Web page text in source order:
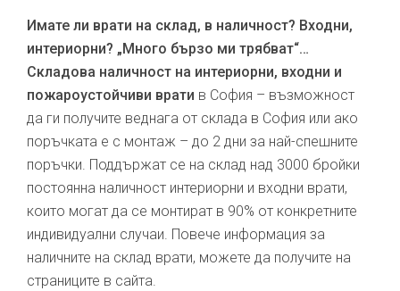
Имате ли врати на склад, в наличност? Входни,
интериорни? „Много бързо ми трябват“…
Складова наличност на интериорни, входни и
пожароустойчиви врати в София – възможност
да ги получите веднага от склада в София или ако
поръчката е с монтаж – до 2 дни за най-спешните
поръчки. Поддържат се на склад над 3000 бройки
постоянна наличност интериорни и входни врати,
които могат да се монтират в 90% от конкретните
индивидуални случаи. Повече информация за
наличните на склад врати, можете да получите на
страниците в сайта.